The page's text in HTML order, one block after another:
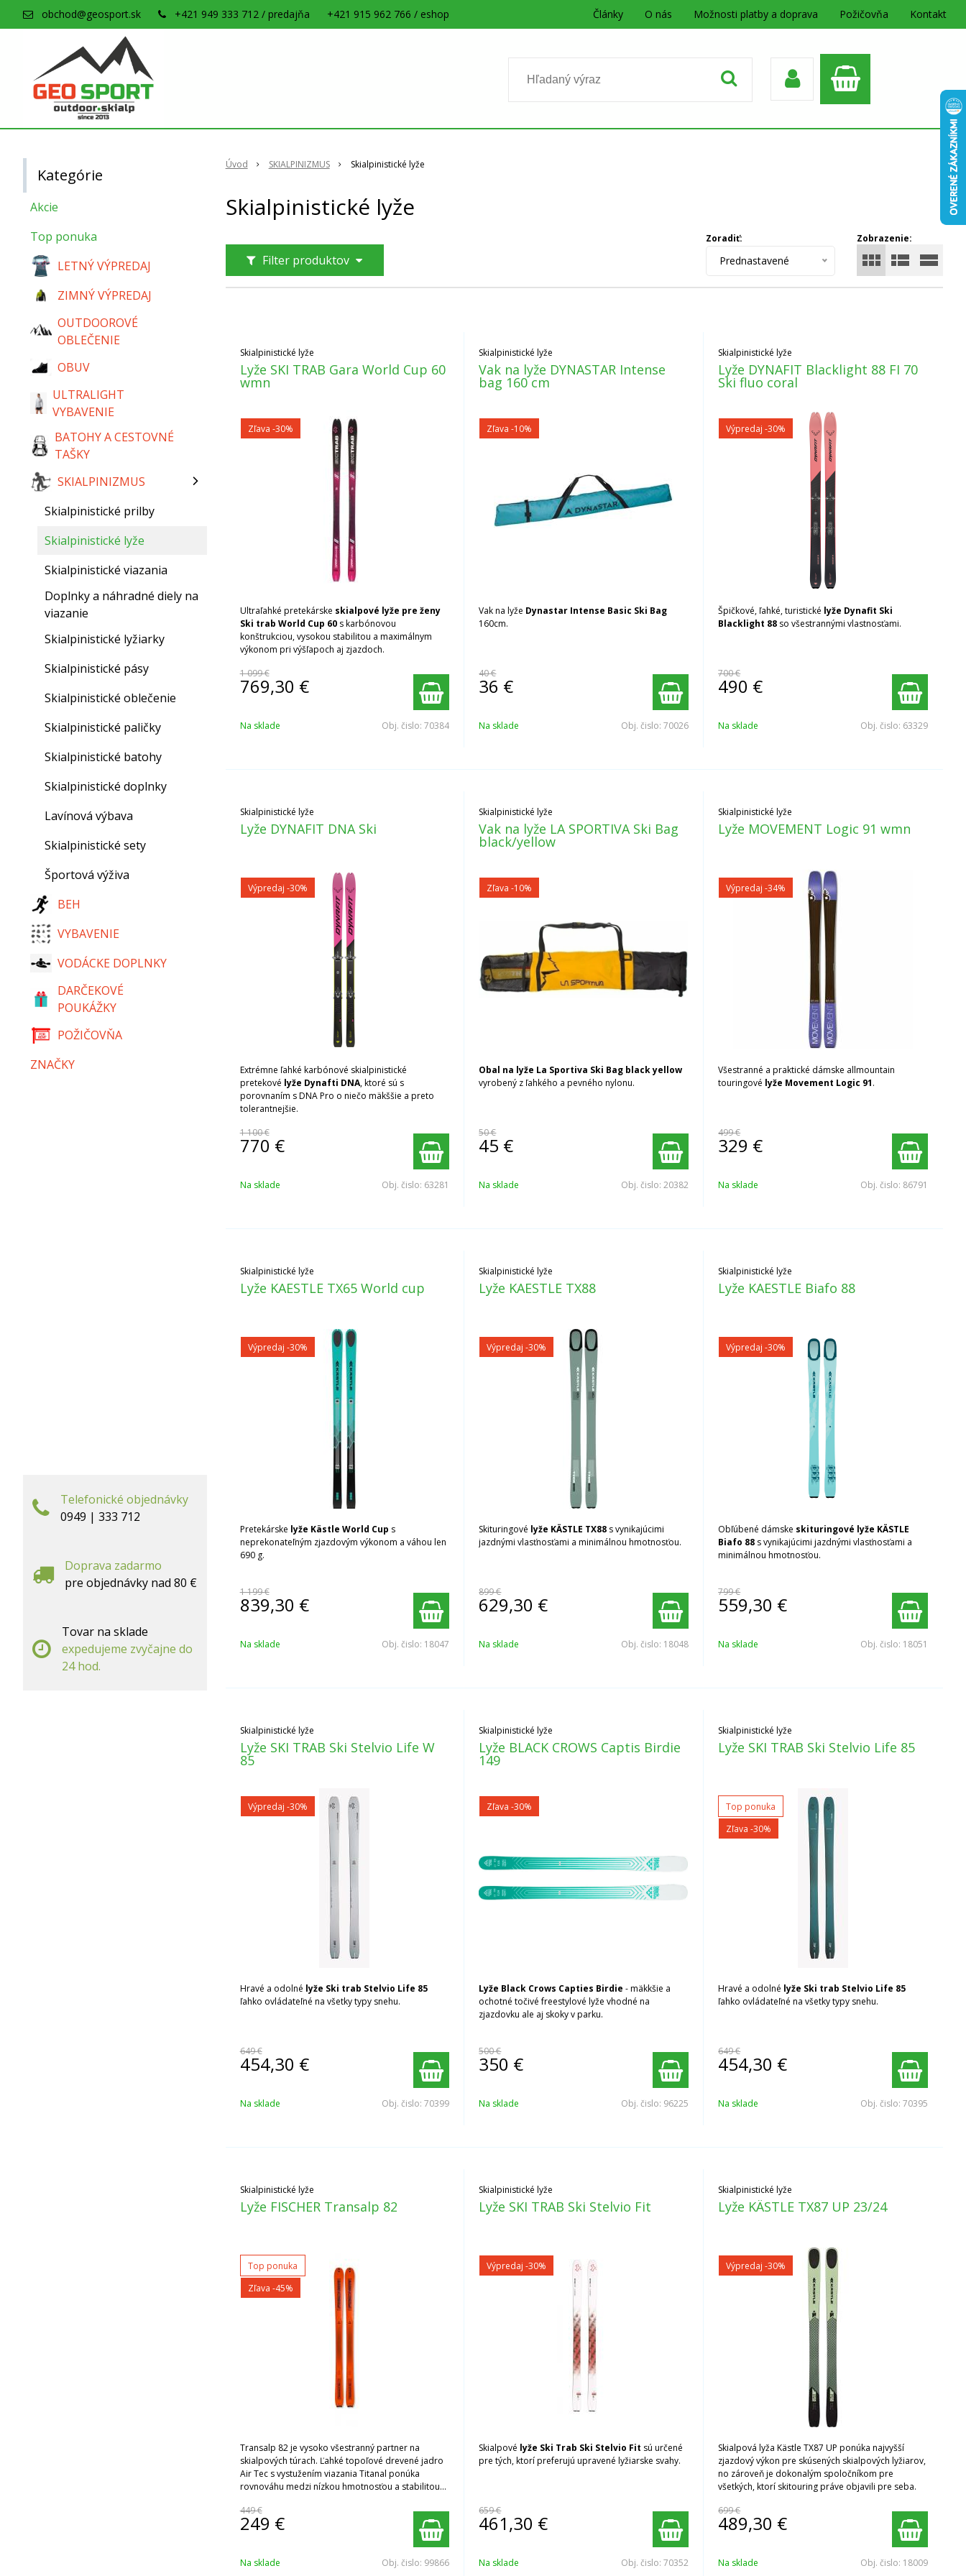
obchod@geosport.sk +421 949 333 712 / predajňa +421 915 962 766 / eshop Články O nás Možnosti platby a doprava Požičovňa Kontakt
Úvod SKIALPINIZMUS Skialpinistické lyže
Skialpinistické lyže
Filter produktov
Zobrazenie:
Zoradiť:
Prednastavené
Skialpinistické lyže
Lyže SKI TRAB Gara World Cup 60
wmn
Zľava -30%
Ultraľahké pretekárske skialpové lyže pre ženy
Ski trab World Cup 60s karbónovou
konštrukciou, vysokou stabilitou a maximálnym
výkonom pri výšľapoch aj zjazdoch.
1 099 €
769,30 €
Na sklade Obj. čislo:70384
Skialpinistické lyže
Vak na lyže DYNASTAR Intense
bag 160 cm
Zľava -10%
Vak na lyže Dynastar Intense Basic Ski Bag
160cm.
40 €
36 €
Na sklade Obj. čislo:70026
Skialpinistické lyže
Lyže DYNAFIT Blacklight 88 FI 70
Ski fluo coral
Výpredaj-30%
Špičkové, ľahké, turistické lyže Dynafit Ski
Blacklight 88 so všestrannými vlastnosťami.
700 €
490 €
Na sklade Obj. čislo: 63329
Skialpinistické lyže
Lyže DYNAFIT DNA Ski
Výpredaj -30%
Extrémne ľahké karbónové skialpinistické
pretekové lyže Dynafti DNA, ktoré sú s
porovnaním s DNA Pro o niečo mäkššie a preto
tolerantnejšie.
1 100 €
770 €
Na sklade Obj. čislo: 63281
Skialpinistické lyže
Vak na lyže LA SPORTIVA Ski Bag
black/yellow
Zľava -10%
Obal na lyže La Sportiva Ski Bag black yellow
vyrobený z ľahkého a pevného nylonu.
50 €
45 €
Na sklade Obj. čislo:20382
Skialpinistické lyže
Lyže MOVEMENT Logic 91 wmn
Výpredaj-34%
Všestranné a praktické dámske allmountain
touringové lyže Movement Logic 91.
499 €
329 €
Na sklade Obj. čislo: 86791
Skialpinistické lyže
Lyže KAESTLE TX65 World cup
Výpredaj -30%
Pretekárske lyže Kästle World Cup s
neprekonateľným zjazdovým výkonom a váhou len
690 g.
1 199 €
839,30 €
Na sklade Obj. čislo: 18047
Skialpinistické lyže
Lyže KAESTLE TX88
Výpredaj-30%
Skituringové lyže KÄSTLE TX88 s vynikajúcimi
jazdnými vlasťnosťami a minimálnou hmotnosťou.
899 €
629,30 €
Na sklade Obj. čislo: 18048
Skialpinistické lyže
Lyže KAESTLE Biafo 88
Výpredaj-30%
Obľúbené dámske skituringové lyže KÄSTLE
Biafo 88 s vynikajúcimi jazdnými vlasťnosťami a
minimálnou hmotnosťou.
799 €
559,30 €
Na sklade Obj. čislo: 18051
Skialpinistické lyže
Lyže SKI TRAB Ski Stelvio Life W
85
Výpredaj -30%
Hravé a odolné lyže Ski trab Stelvio Life 85
ľahko ovládateľné na všetky typy snehu.
649 €
454,30 €
Na sklade Obj. čislo:70399
Skialpinistické lyže
Lyže BLACK CROWS Captis Birdie
149
Zľava -30%
Lyže Black Crows Capties Birdie - mäkkšie a
ochotné točivé freestylové lyže vhodné na
zjazdovku ale aj skoky v parku.
500 €
350 €
Na sklade Obj. čislo: 96225
Skialpinistické lyže
Lyže SKI TRAB Ski Stelvio Life 85
Top ponuka
Zľava -30%
Hravé a odolné lyže Ski trab Stelvio Life 85
ľahko ovládateľné na všetky typy snehu.
649 €
454,30 €
Na sklade Obj. čislo: 70395
Skialpinistické lyže
Lyže FISCHER Transalp 82
Top ponuka
Zľava -45%
Transalp 82 je vysoko všestranný partner na
skialpových túrach. Ľahké topoľové drevené jadro
Air Tec s vystužením viazania Titanal ponúka
rovnováhu medzi nízkou hmotnosťou a stabilitou
449 €
249 €
Na sklade Obj. čislo: 99866
Skialpinistické lyže
Lyže SKI TRAB Ski Stelvio Fit
Výpredaj-30%
Skialpové lyže Ski Trab Ski Stelvio Fit sú určené
pre tých, ktorí preferujú upravené lyžiarske svahy.
659 €
461,30 €
Na sklade Obj. čislo:70352
Skialpinistické lyže
Lyže KÄSTLE TX87 UP 23/24
Výpredaj-30%
Skialpová lyža Kästle TX87 UP ponúka najvyšší
zjazdový výkon pre skúsených skialpových lyžiarov,
no zároveň je dokonalým spoločníkom pre
všetkých, ktorí skitouring práve objavili pre seba.
699 €
489,30 €
Na sklade Obj. čislo: 18009
Kategórie
Akcie
Top ponuka
LETNÝ VÝPREDAJ
ZIMNÝ VÝPREDAJ
OUTDOOROVÉ
OBLEČENIE
OBUV
ULTRALIGHT
VYBAVENIE
BATOHY A CESTOVNÉ
TAŠKY
SKIALPINIZMUS
Skialpinistické prilby
Skialpinistické lyže
Skialpinistické viazania
Doplnky a náhradné diely na
viazanie
Skialpinistické lyžiarky
Skialpinistické pásy
Skialpinistické oblečenie
Skialpinistické paličky
Skialpinistické batohy
Skialpinistické doplnky
Lavínová výbava
Skialpinistické sety
Športová výživa
BEH
VYBAVENIE
VODÁCKE DOPLNKY
DARČEKOVÉ
POUKÁŽKY
POŽIČOVŇA
ZNAČKY
Telefonické objednávky
0949 | 333 712
Doprava zadarmo
pre objednávky nad 80 €
Tovar na sklade
expedujeme zvyčajne do
24 hod.